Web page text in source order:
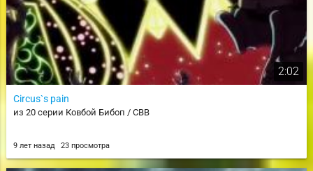
2:02
Сircus`s pain
из 20 серии Ковбой Бибоп / CBB
9 лет назад 23 просмотра